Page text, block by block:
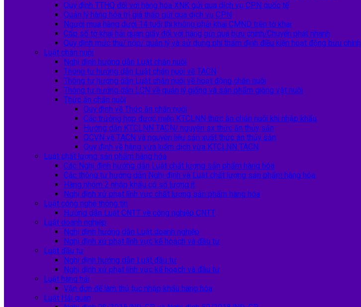
Quy định TTHQ đối với hàng hóa XNK gửi qua dịch vụ CPN quốc tế
Quản lý hàng hóa trị giá thấp gửi qua dịch vụ CPN
Người mua hàng dưới 14 tuổi thì không phải khai CMND trên tờ khai
Cấp số tờ khai hải quan giấy đối với hàng gửi qua bưu chính/Chuyển phát nhanh
Quy định mức thu/ nộp/ quản lý và sử dụng phí thẩm định điều kiện hoạt động bưu chính
Luật chăn nuôi
Nghị định hướng dẫn Luật chăn nuôi
Thông tư hướng dẫn Luật chăn nuôi về TACN
Thông tư hướng dẫn Luật chăn nuôi về hoạt động chăn nuôi
Thông tư hướng dẫn LCN về quản lý giống và sản phẩm giống vật nuôi
Thức ăn chăn nuôi
Quy định về Thức ăn chăn nuôi
Các trường hợp được miễn KTCLNN thức ăn chăn nuôi khi nhập khẩu
Hướng dẫn KTCLNN TACN/ nguyên sx thức ăn thủy sản
QCVN về TACN và nguyên liệu sản xuất thức ăn thủy sản
Quy định về hàng vừa kiểm dịch vừa KTCLNN TACN
Luật chất lượng sản phẩm hàng hóa
Các Nghị định hướng dẫn Luật chất lượng sản phẩm hàng hóa
Các thông tư hướng dẫn Nghị định và Luật chất lượng sản phẩm hàng hóa
Hàng nhóm 2 nhập khẩu có số lượng ít
Nghị định xử phạt lĩnh vực chất lượng sản phẩm hàng hóa
Luật công nghệ thông tin
Hướng dẫn Luật CNTT về công nghiệp CNTT
Luật doanh nghiệp
Nghị định hướng dẫn Luật doanh nghiệp
Nghị định xử phạt lĩnh vực kế hoạch và đầu tư
Luật đầu tư
Nghị định hướng dẫn Luật đầu tư
Nghị định xử phạt lĩnh vực kế hoạch và đầu tư
Luật hàng hải
Vận đơn để làm thủ tục nhập khẩu hàng hóa
Luật Hải quan